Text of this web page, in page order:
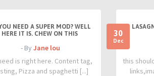
NEED A SUPER MOD? WELL
HERE IT IS. CHEW ON THIS
- By Jane lou
is right here. Content tag,
Pizza and spaghetti [...]
30
Dec
this